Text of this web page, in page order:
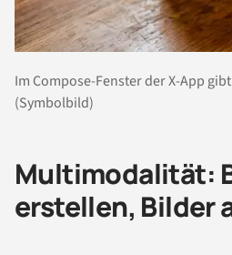
Im Compose-Fenster der X-App
(Symbolbild)
Multimodalität:
erstellen, Bilder